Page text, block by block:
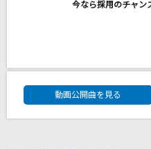
今なら採用のチャ
DAM★ともボーカ
動画公開曲を見る